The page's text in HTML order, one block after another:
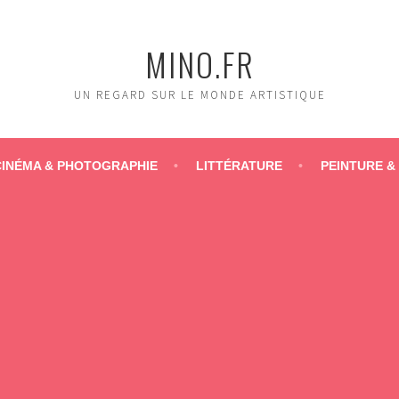
MINO.FR
UN REGARD SUR LE MONDE ARTISTIQUE
& PHOTOGRAPHIE LITTÉRATURE PEINTURE &